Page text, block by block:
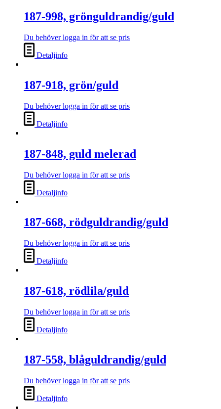
187-998, grönguldrandig/guld
Du behöver logga in för att se pris
Detaljinfo
187-918, grön/guld
Du behöver logga in för att se pris
Detaljinfo
187-848, guld melerad
Du behöver logga in för att se pris
Detaljinfo
187-668, rödguldrandig/guld
Du behöver logga in för att se pris
Detaljinfo
187-618, rödlila/guld
Du behöver logga in för att se pris
Detaljinfo
187-558, blåguldrandig/guld
Du behöver logga in för att se pris
Detaljinfo